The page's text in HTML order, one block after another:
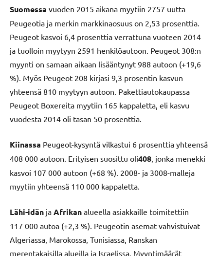
Suomessa vuoden 2015 aikana myytiin 2757 uutta
Peugeotia ja merkin markkinaosuus on 2,53 prosenttia.
Peugeot kasvoi 6,4 prosenttia verrattuna vuoteen 2014
ja tuolloin myytyyn 2591 henkilöautoon. Peugeot 308:n
myynti on samaan aikaan lisääntynyt 988 autoon (+19,6
%). Myös Peugeot 208 kirjasi 9,3 prosentin kasvun
yhteensä 810 myytyyn autoon. Pakettiautokaupassa
Peugeot Boxereita myytiin 165 kappaletta, eli kasvu
vuodesta 2014 oli tasan 50 prosenttia.
Kiinassa Peugeot-kysyntä vilkastui 6 prosenttia yhteensä
408 000 autoon. Erityisen suosittu oli408 , jonka menekki
kasvoi 107 000 autoon (+68 %). 2008- ja 3008-malleja
myytiin yhteensä 110 000 kappaletta.
Lähi-idän ja Afrikan alueella asiakkaille toimitettiin
117 000 autoa (+2,3 %). Peugeotin asemat vahvistuivat
Algeriassa, Marokossa, Tunisiassa, Ranskan
merentakaisilla alueilla ja Israelissa. Myyntimäärät